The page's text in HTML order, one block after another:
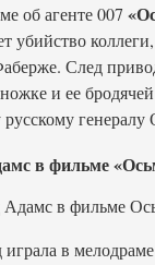
об агенте 007
убийство
След
и ее
генералу
в фильме
в